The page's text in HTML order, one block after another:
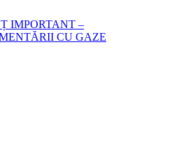
IMPORTANT –
CU GAZE